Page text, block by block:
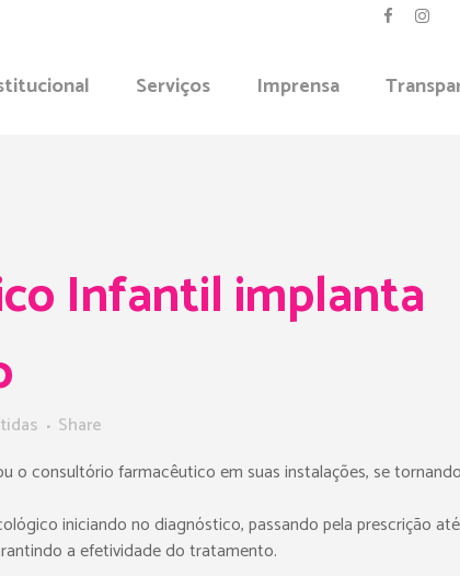
Serviços Imprensa
Infantil implanta
Share
consultório farmacêutico em suas instalações, se
iniciando no diagnóstico, passando pela prescrição
a efetividade do tratamento.